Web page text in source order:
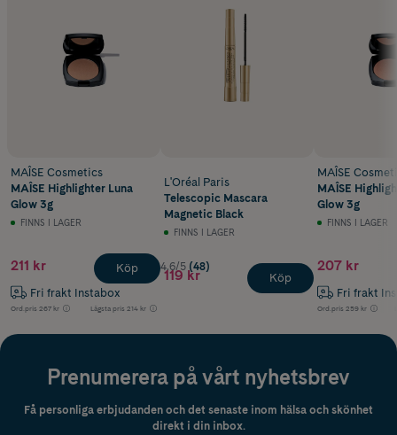
MAÎSE Cosmetics
MAÎSE Highlighter Luna
Glow 3g
FINNS I LAGER
211 kr
Fri frakt Instabox
Ord.pris 267 kr Lägsta pris 214 kr
Köp
L'Oréal Paris
Telescopic Mascara
Magnetic Black
FINNS I LAGER
4.6/5 (48)
119 kr Köp
MAÎSE
MAÎSE
Glow 3g
FINNS I LAGER
207 kr
Fri frakt
Ord.pris 259 kr
Prenumerera på vårt nyhetsbrev
Få personliga erbjudanden och det senaste inom hälsa och skönhet
direkt i din inbox.